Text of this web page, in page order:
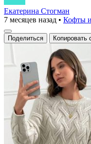
Екатерина Стогман
7 месяцев назад • Кофты
Поделиться Копировать